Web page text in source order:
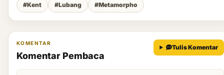
#Kent
#Lubang #Metamorpho
KOMENTAR
Komentar Pembaca
Tulis Komentar